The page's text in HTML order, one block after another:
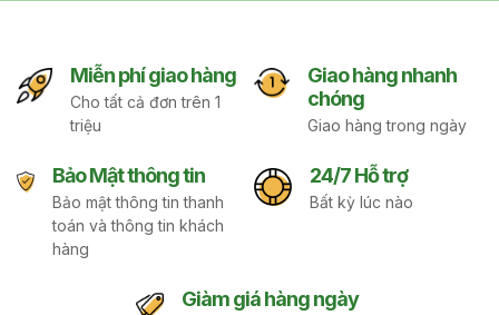
Miễn phí giao hàng
Cho tất cả đơn trên 1
triệu
Giao hàng nhanh
chóng
Giao hàng trong ngày
Bảo Mật thông tin
Bảo mật thông tin thanh
toán và thông tin khách
hàng
24/7 Hỗ trợ
Bất kỳ lúc nào
Giàm giá hàng ngày